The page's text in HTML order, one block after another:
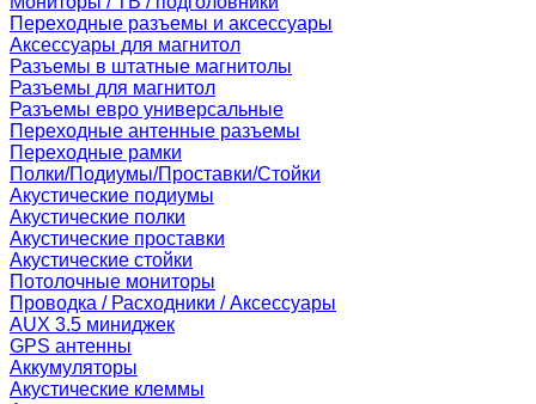
Переходные разъемы и аксессуары
Аксессуары для магнитол
Разъемы в штатные магнитолы
Разъемы для магнитол
Разъемы евро универсальные
Переходные антенные разъемы
Переходные рамки
Полки/Подиумы/Проставки/Стойки
Акустические подиумы
Акустические полки
Акустические проставки
Акустические стойки
Потолочные мониторы
Проводка / Расходники / Аксессуары
AUX 3.5 миниджек
GPS антенны
Аккумуляторы
Акустические клеммы